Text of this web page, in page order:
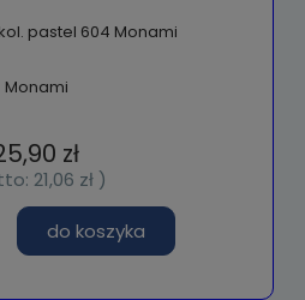
pastel 604 Monami
Monami
zł
21,06 zł )
do koszyka